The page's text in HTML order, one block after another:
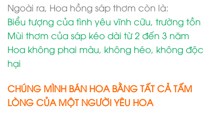
Ngoài ra, Hoa hồng sáp thơm còn là:
Biểu tượng của tình yêu vĩnh cữu, trường tồn
Mùi thơm của sáp kéo dài từ 2 đến 3 năm
Hoa không phai màu, không héo, không độc
hại
CHÚNG MÌNH BÁN HOA BẰNG TẤT CẢ TẤM
LÒNG CỦA MỘT NGƯỜI YÊU HOA